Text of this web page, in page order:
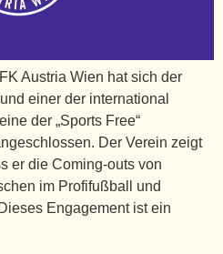
Austria Wien hat sich der
einer der international
der „Sports Free“
Der Verein zeigt
er die Coming-outs von
im Profifußball und
Engagement ist ein